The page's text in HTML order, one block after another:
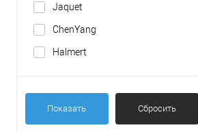
Jaquet
ChenYang
Halmert
Показать Сбросить